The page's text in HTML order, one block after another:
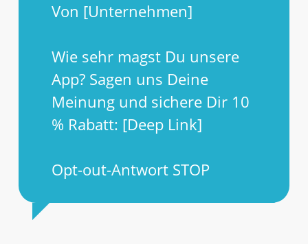
Von [Unternehmen]
Wie sehr magst Du unsere
App? Sagen uns Deine
Meinung und sichere Dir 10
% Rabatt: [Deep Link]
Opt-out-Antwort STOP